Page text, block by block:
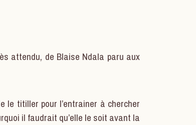
attendu, de Blaise Ndala paru aux
le titiller pour l’entrainer à chercher
il faudrait qu’elle le soit avant la